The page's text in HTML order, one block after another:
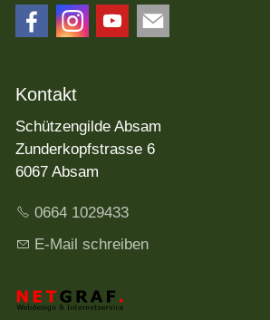
Kontakt
Schützengilde Absam
Zunderkopfstrasse 6
6067 Absam
0664 1029433
E-Mail schreiben